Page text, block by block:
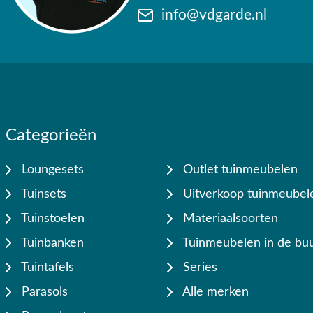
Waarom kopen bij Van der Garde
✔ 80 jaar ervaring
✔ Persoonlijk advies van specialisten
✔ Goede service
info@vdgarde.nl
Categorieën
Loungesets
Tuinsets
Tuinstoelen
Tuinbanken
Tuintafels
Parasols
Outlet tuinmeubelen
Uitverkoop
Materiaalsoorten
Tuinmeubelen in de
Series
Alle merken